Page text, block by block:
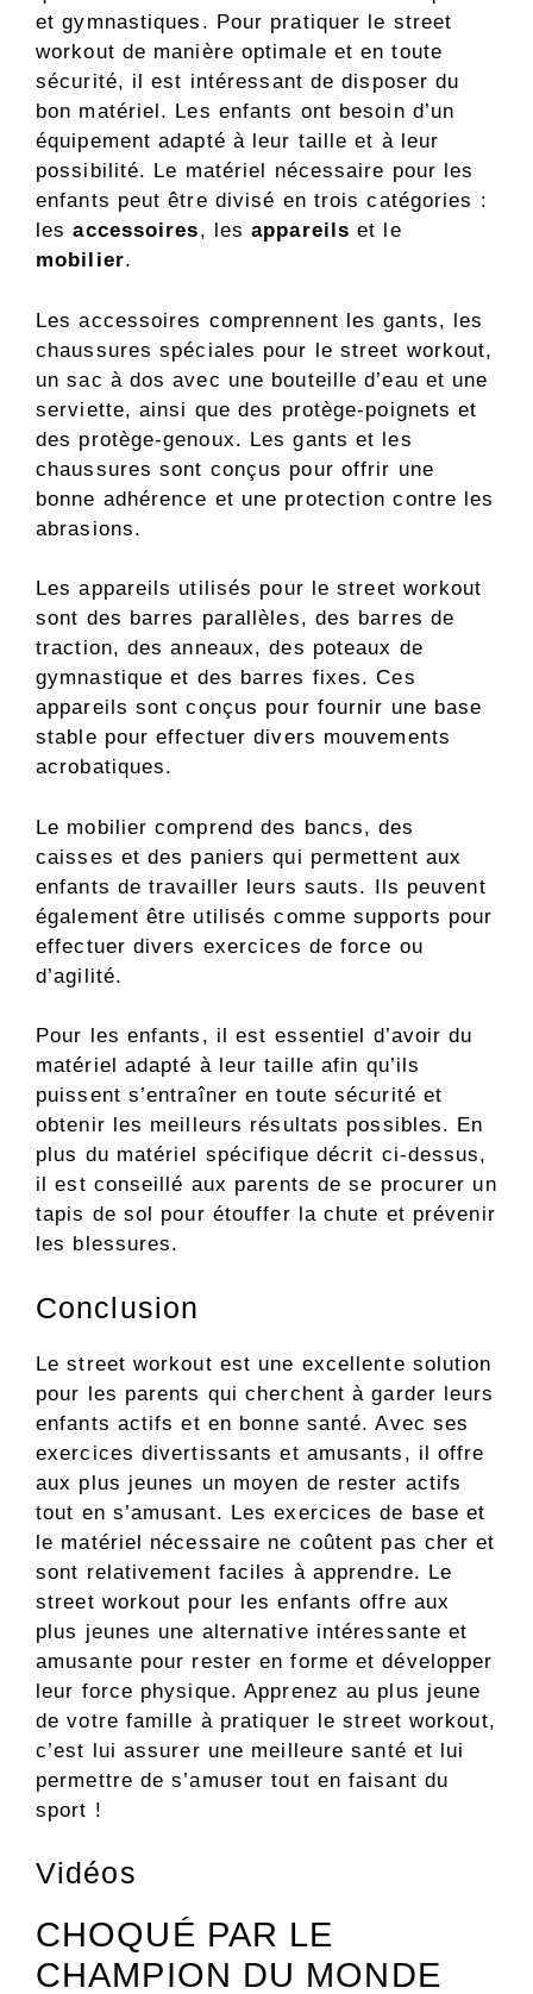
et gymnastiques. Pour pratiquer le street
workout de manière optimale et en toute
sécurité, il est intéressant de disposer du
bon matériel. Les enfants ont besoin d’un
équipement adapté à leur taille et à leur
possibilité. Le matériel nécessaire pour les
enfants peut être divisé en trois catégories :
lesaccessoires, lesappareils et le
mobilier.
Les accessoires comprennent les gants, les
chaussures spéciales pour le street workout,
un sac à dos avec une bouteille d’eau et une
serviette, ainsi que des protège-poignets et
des protège-genoux. Les gants et les
chaussures sont conçus pour offrir une
bonne adhérence et une protection contre les
abrasions.
Les appareils utilisés pour le street workout
sont des barres parallèles, des barres de
traction, des anneaux, des poteaux de
gymnastique et des barres fixes. Ces
appareils sont conçus pour fournir une base
stable pour effectuer divers mouvements
acrobatiques.
Le mobilier comprend des bancs, des
caisses et des paniers qui permettent aux
enfants de travailler leurs sauts. Ils peuvent
également être utilisés comme supports pour
effectuer divers exercices de force ou
d’agilité.
Pour les enfants, il est essentiel d’avoir du
matériel adapté à leur taille afin qu’ils
puissent s’entraîner en toute sécurité et
obtenir les meilleurs résultats possibles. En
plus du matériel spécifique décrit ci-dessus,
il est conseillé aux parents de se procurer un
tapis de sol pour étouffer la chute et prévenir
les blessures.
Conclusion
Le street workout est une excellente solution
pour les parents qui cherchent à garder leurs
enfants actifs et en bonne santé. Avec ses
exercices divertissants et amusants, il offre
aux plus jeunes un moyen de rester actifs
tout en s’amusant. Les exercices de base et
le matériel nécessaire ne coûtent pas cher et
sont relativement faciles à apprendre. Le
street workout pour les enfants offre aux
plus jeunes une alternative intéressante et
amusante pour rester en forme et développer
leur force physique. Apprenez au plus jeune
de votre famille à pratiquer le street workout,
c’est lui assurer une meilleure santé et lui
permettre de s’amuser tout en faisant du
sport !
Vidéos
CHOQUÉ PAR LE
CHAMPION DU MONDE